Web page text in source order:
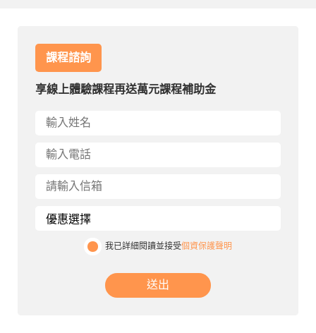
課程諮詢
享線上體驗課程再送萬元課程補助金
我已詳細閱讀並接受個資保護聲明
送出